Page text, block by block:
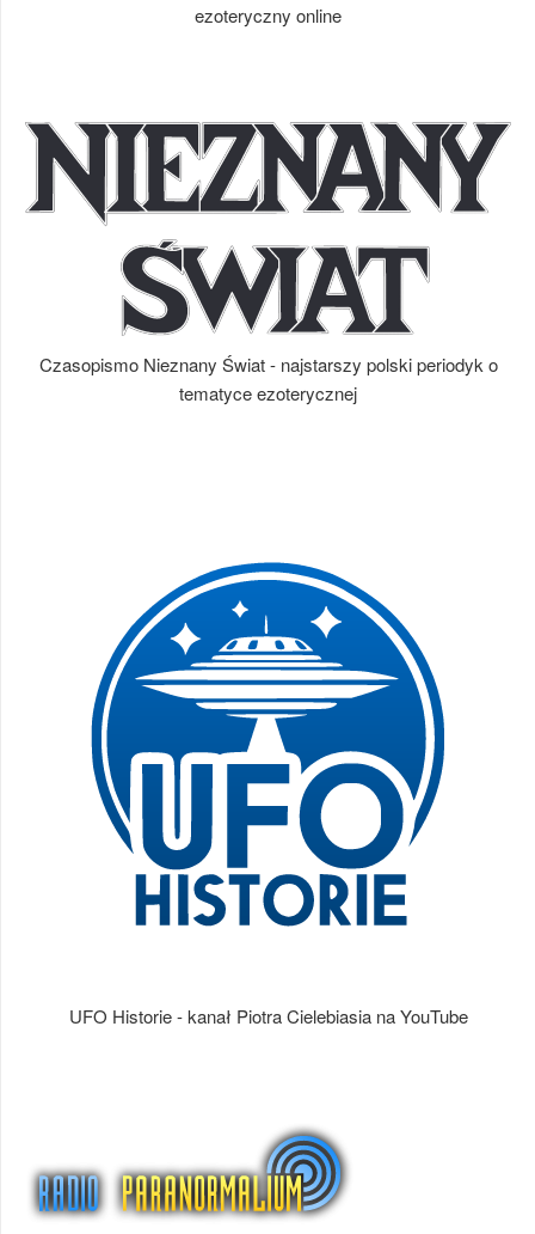
ezoteryczny online
Czasopismo Nieznany Świat - najstarszy polski periodyk o
tematyce ezoterycznej
UFO Historie - kanał Piotra Cielebiasia na YouTube